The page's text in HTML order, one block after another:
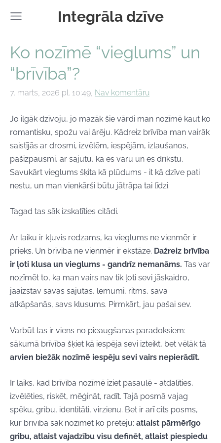
Integrāla dzīve
Ko nozīmē “vieglums” un
“brīvība”?
7. marts, 2026 pl. 10:49, Nav komentāru
Jo ilgāk dzīvoju, jo mazāk šie vārdi man nozīmē kaut ko
romantisku, spožu vai ārēju. Kādreiz brīvība man vairāk
saistījās ar drosmi, izvēlēm, iespējām, izlaušanos,
pašizpausmi, ar sajūtu, ka es varu un es drīkstu.
Savukārt vieglums šķita kā plūdums - it kā dzīve pati
nestu, un man vienkārši būtu jātrāpa tai līdzi.
Tagad tas sāk izskatīties citādi.
Ar laiku ir kļuvis redzams, ka vieglums ne vienmēr ir
prieks. Un brīvība ne vienmēr ir ekstāze. Dažreiz brīvība
ir ļoti klusa un vieglums - gandrīz nemanāms. Tas var
nozīmēt to, ka man vairs nav tik ļoti sevi jāskaidro,
jāaizstāv savas sajūtas, lēmumi, ritms, sava
atkāpšanās, savs klusums. Pirmkārt, jau pašai sev.
Varbūt tas ir viens no pieaugšanas paradoksiem:
sākumā brīvība šķiet kā iespēja sevi izteikt, bet vēlāk tā
arvien biežāk nozīmē iespēju sevi vairs nepierādīt.
Ir laiks, kad brīvība nozīmē iziet pasaulē - atdalīties,
izvēlēties, riskēt, mēģināt, radīt. Tajā posmā vajag
spēku, gribu, identitāti, virzienu. Bet ir arī cits posms,
kur brīvība sāk nozīmēt ko pretēju: atlaist pārmērīgo
gribu, atlaist vajadzību visu definēt, atlaist piespiedu